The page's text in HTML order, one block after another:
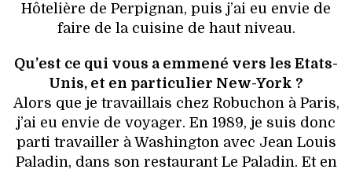
HISTOIRE DES MARQUES
DÉCO
VOYAGES & LOISIRS
Hôtelière de Perpignan, puis j’ai eu envie de
faire de la cuisine de haut niveau.
Qu’est ce qui vous a emmené vers les Etats-
Unis, et en particulier New-York ?
Alors que je travaillais chez Robuchon à Paris,
j’ai eu envie de voyager. En 1989, je suis donc
parti travailler à Washington avec Jean Louis
Paladin, dans son restaurant Le Paladin. Et en